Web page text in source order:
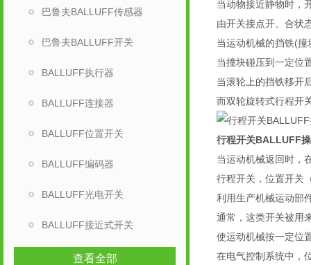
巴鲁夫BALLUFF传感器
巴鲁夫BALLUFF开关
BALLUFF执行器
BALLUFF连接器
BALLUFF位置开关
BALLUFF编码器
BALLUFF光电开关
BALLUFF接近式开关
查看全部
当动物接近静物时，
由开关接点开、合状
当运动机械的挡铁(
当撞块碰压到一定位
当滚轮上的挡铁移开
而双轮旋转式行程开
行程开关BALLUFF
当运动机械返回时，
行程开关，位置开关
利用生产机械运动部
通常，这类开关被用
使运动机械按一定位
在电气控制系统中，